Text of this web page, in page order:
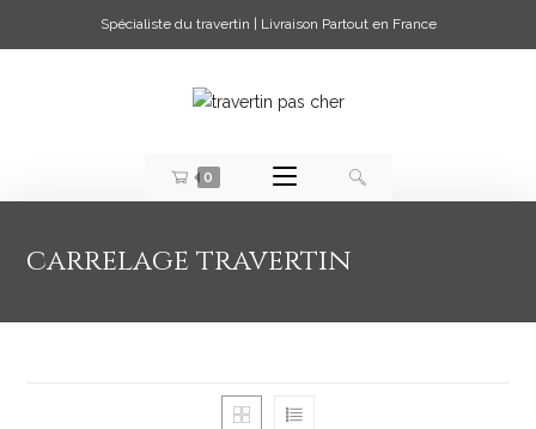
Spécialiste du travertin | Livraison Partout en France
0
carrelage travertin